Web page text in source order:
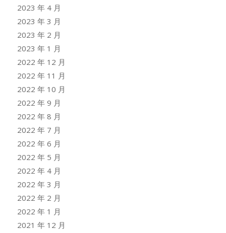
2023 年 4 月
2023 年 3 月
2023 年 2 月
2023 年 1 月
2022 年 12 月
2022 年 11 月
2022 年 10 月
2022 年 9 月
2022 年 8 月
2022 年 7 月
2022 年 6 月
2022 年 5 月
2022 年 4 月
2022 年 3 月
2022 年 2 月
2022 年 1 月
2021 年 12 月